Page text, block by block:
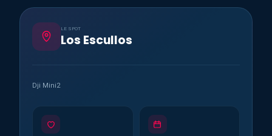
LE SPOT
Los Escullos
Dji Mini2